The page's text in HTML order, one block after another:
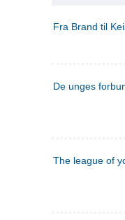
Fra Brand til
De unges
The league of